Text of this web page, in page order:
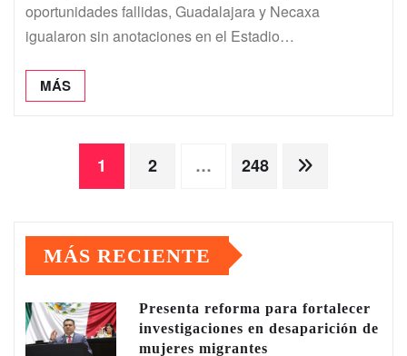
oportunidades fallidas, Guadalajara y Necaxa
igualaron sin anotaciones en el Estadio…
MÁS
Paginación
entradas
1 2 … 248
MÁS RECIENTE
Presenta reforma para fortalecer
investigaciones en desaparición de
mujeres migrantes